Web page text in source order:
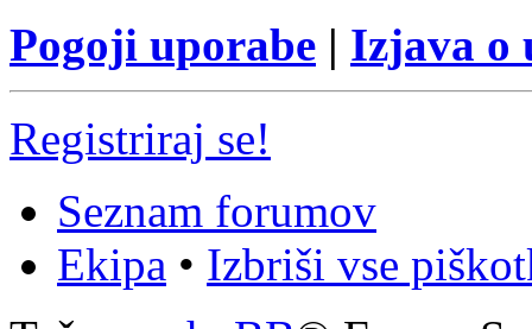
Pogoji uporabe | Izjava o
Registriraj se!
Seznam forumov
Ekipa • Izbriši vse